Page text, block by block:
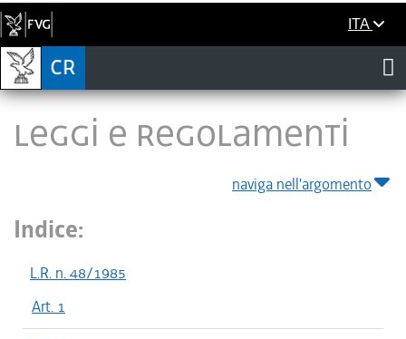
ITA
LEGGI E REGOLAMENTI
naviga nell'argomento
Indice:
L.R. n. 48/1985
Art. 1